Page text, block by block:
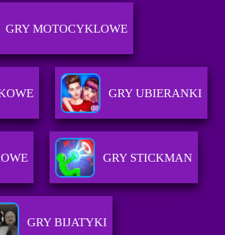
GRY MOTOCYKLOWE
GRY UBIERANKI
GRY STICKMAN
GRY BIJATYKI